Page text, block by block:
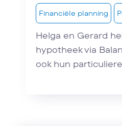
Financiële planning
Helga en Gerard
hypotheek via
ook hun